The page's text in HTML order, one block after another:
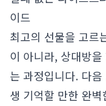
이드
최고의 선물을 고르
이 아니라, 상대방
는 과정입니다. 다
생 기억할 만한 완